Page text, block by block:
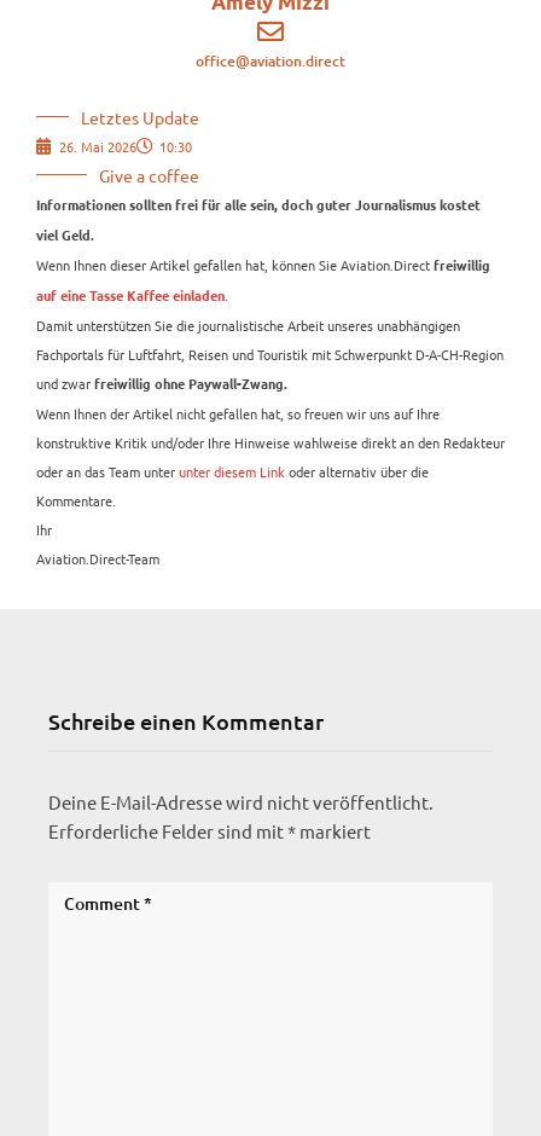
office@aviation.direct
Letztes Update
26. Mai 2026 10:30
Give a coffee
Informationen sollten frei für alle sein, doch guter Journalismus kostet
viel Geld.
Wenn Ihnen dieser Artikel gefallen hat, können Sie Aviation.Direct freiwillig
auf eine Tasse Kaffee einladen
Damit unterstützen Sie die journalistische Arbeit unseres unabhängigen
Fachportals für Luftfahrt, Reisen und Touristik mit Schwerpunkt D-A-CH-Region
und zwar freiwillig ohne Paywall-Zwang.
Wenn Ihnen der Artikel nicht gefallen hat, so freuen wir uns auf Ihre
konstruktive Kritik und/oder Ihre Hinweise wahlweise direkt an den Redakteur
oder an das Team unterunter diesem Link oder alternativ über die
Kommentare.
Ihr
Aviation.Direct-Team
Schreibe einen Kommentar
Deine E-Mail-Adresse wird nicht veröffentlicht.
Erforderliche Felder sind mit* markiert